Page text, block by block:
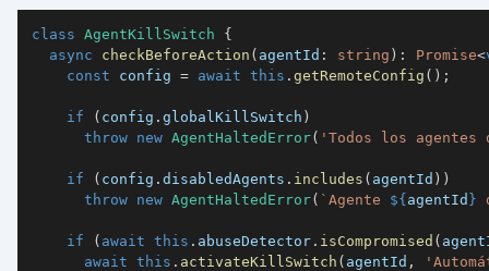
class AgentKillSwitch
{
async
checkBeforeAction ( agentId : string ) : Promise<
const config = await this . getRemoteConfig ( ) ;
if ( config . globalKillSwitch )
throw new AgentHaltedError( 'Todos los
if ( config . disabledAgents . includes ( agentId ) )
throw new AgentHaltedError( ` Agente ${agentId }
if ( await this . abuseDetector . isCompromised (
await this . activateKillSwitch ( agentId ,